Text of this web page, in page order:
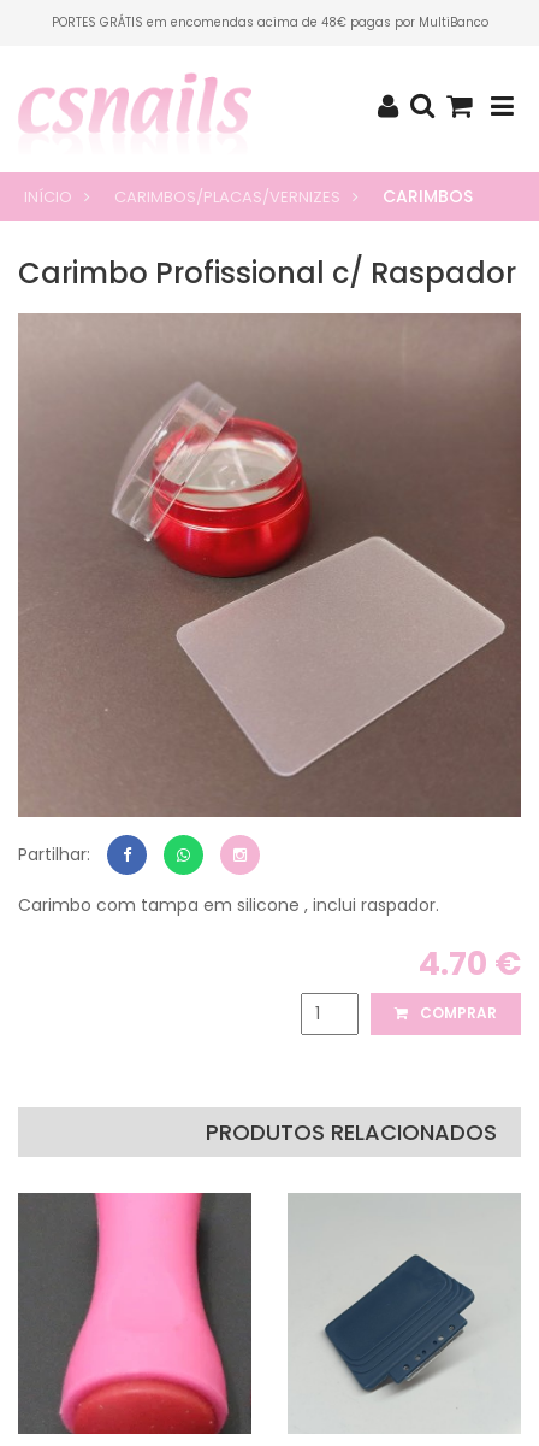
PORTES GRÁTIS em encomendas acima de 48€ pagas por MultiBanco
INÍCIO CARIMBOS/PLACAS/VERNIZES CARIMBOS
Carimbo Profissional c/ Raspador
Partilhar:
Carimbo com tampa em silicone , inclui raspador.
4.70 €
COMPRAR
PRODUTOS RELACIONADOS